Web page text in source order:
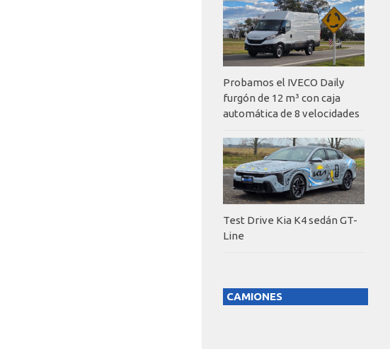
Probamos el IVECO Daily
furgón de 12 m³ con caja
automática de 8 velocidades
Test Drive Kia K4 sedán GT-
Line
CAMIONES